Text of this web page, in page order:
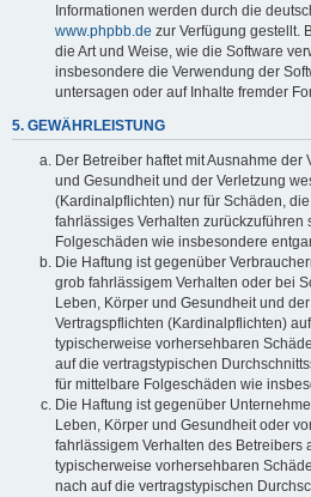
Informationen werden durch die
www.phpbb.de zur Verfügung gestellt.
die Art und Weise, wie die Software
insbesondere die Verwendung der
untersagen oder auf Inhalte fremder
5. GEWÄHRLEISTUNG
Der Betreiber haftet mit Ausnahme
und Gesundheit und der Verletzung
(Kardinalpflichten) nur für Schäden,
fahrlässiges Verhalten zurückzuführen
Folgeschäden wie insbesondere
Die Haftung ist gegenüber
grob fahrlässigem Verhalten oder bei
Leben, Körper und Gesundheit und
Vertragspflichten (Kardinalpflichten)
typischerweise vorhersehbaren
auf die vertragstypischen
für mittelbare Folgeschäden wie
Die Haftung ist gegenüber
Leben, Körper und Gesundheit oder
fahrlässigem Verhalten des Betreibers
typischerweise vorhersehbaren
nach auf die vertragstypischen